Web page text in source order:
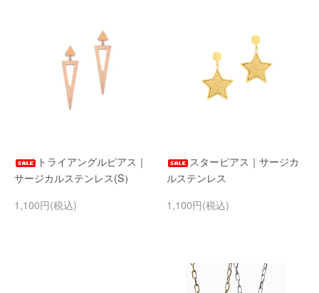
トライアングルピアス｜
サージカルステンレス(S）
1,100円(税込)
スターピアス｜サージカ
ルステンレス
1,100円(税込)